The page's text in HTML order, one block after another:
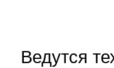
Ведутся